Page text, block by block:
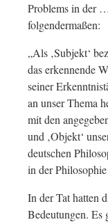
Problems in der
folgendermaßen:
„Als ‚Subjekt‘
das erkennende
seiner
an unser Thema
mit den
und ‚Objekt‘
deutschen
in der
In der Tat hatten
Bedeutungen.